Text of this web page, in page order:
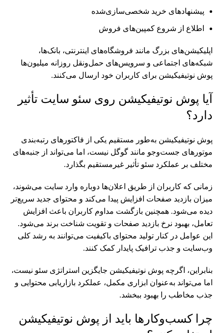
پیشنهادهای خرید شخصی‌سازی‌شده
اطلاع از شروع کمپین‌های فروش
اپلیکیشن‌های بزرگ مانند فروشگاه‌های اینترنتی، بانک‌ها،
شبکه‌های اجتماعی و سرویس‌های حمل‌ونقل روزانه میلیون‌ها
پوش نوتیفیکیشن برای کاربران خود ارسال می‌کنند.
آیا پوش نوتیفیکیشن روی سئو سایت تأثیر
دارد؟
پوش نوتیفیکیشن به‌طور مستقیم یکی از فاکتورهای رتبه‌بندی
موتورهای جست‌وجو مانند گوگل نیست، اما می‌تواند از جنبه‌های
مختلف بر عملکرد سئو تأثیر غیرمستقیم بگذارد.
زمانی که کاربران از طریق اعلان‌ها دوباره وارد سایت می‌شوند،
میزان بازدید صفحات افزایش پیدا می‌کند و محتوای جدید سریع‌تر
دیده می‌شود. همچنین بازگشت مداوم کاربران باعث افزایش
تعامل، بهبود نرخ بازدید صفحات و تقویت شناخت برند می‌شود.
این عوامل در کنار تولید محتوای باکیفیت می‌توانند به رشد کلی
وب‌سایت و جذب ترافیک پایدار کمک کنند.
بنابراین، اگرچه پوش نوتیفیکیشن جایگزین استراتژی سئو نیست،
اما می‌تواند به‌عنوان ابزاری مکمل، عملکرد بازاریابی محتوایی و
جذب مخاطب را بهبود ببخشد.
چرا کسب‌وکارها باید از پوش نوتیفیکیشن